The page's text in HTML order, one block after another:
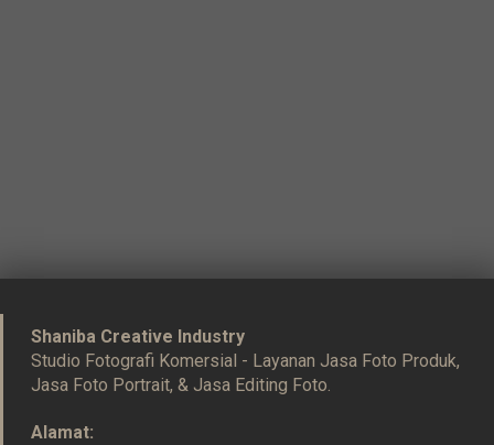
Shaniba Creative Industry
Studio Fotografi Komersial - Layanan Jasa Foto Produk,
Jasa Foto Portrait, & Jasa Editing Foto.
Alamat: